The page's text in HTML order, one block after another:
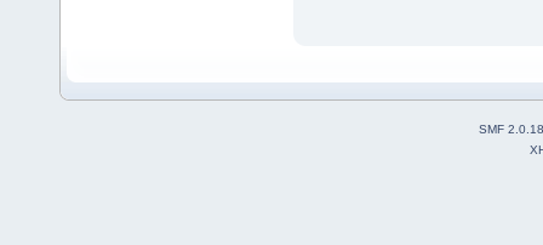
SMF 2.0.18